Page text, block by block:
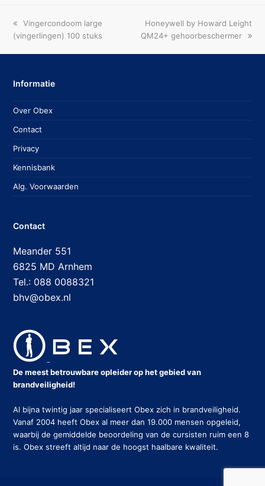
previous
post:
Vingercondoom large
(vingerlingen) 100 stuks
next
post:
Honeywell by Howard Leight
QM24+ gehoorbeschermer
Informatie
Over Obex
Contact
Privacy
Kennisbank
Alg. Voorwaarden
Contact
Meander 551
6825 MD Arnhem
Tel.: 088 0088321
bhv@obex.nl
De meest betrouwbare opleider op het gebied van
brandveiligheid!
Al bijna twintig jaar specialiseert Obex zich in brandveiligheid.
Vanaf 2004 heeft Obex al meer dan 19.000 mensen opgeleid,
waarbij de gemiddelde beoordeling van de cursisten ruim een 8
is. Obex streeft altijd naar de hoogst haalbare kwaliteit.